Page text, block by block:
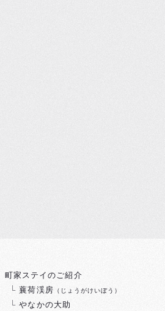
町家ステイのご紹介
蘘荷渓房 （じょうがけいぼう）
やなかの大助